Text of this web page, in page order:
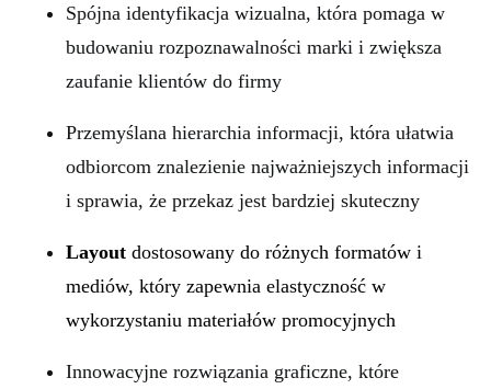
Spójna identyfikacja wizualna, która pomaga w
budowaniu rozpoznawalności marki i zwiększa
zaufanie klientów do firmy
Przemyślana hierarchia informacji, która ułatwia
odbiorcom znalezienie najważniejszych informacji
i sprawia, że przekaz jest bardziej skuteczny
Layout dostosowany do różnych formatów i
mediów, który zapewnia elastyczność w
wykorzystaniu materiałów promocyjnych
Innowacyjne rozwiązania graficzne, które